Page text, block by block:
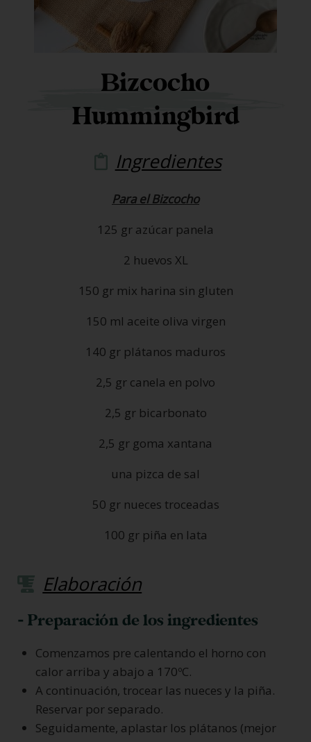
Bizcocho
Hummingbird
Ingredientes
Para el Bizcocho
125 gr azúcar panela
2 huevos XL
150 gr mix harina sin gluten
150 ml aceite oliva virgen
140 gr plátanos maduros
2,5 gr canela en polvo
2,5 gr bicarbonato
2,5 gr goma xantana
una pizca de sal
50 gr nueces troceadas
100 gr piña en lata
Elaboración
- Preparación de los ingredientes
Comenzamos pre calentando el horno con
calor arriba y abajo a 170ºC.
A continuación, trocear las nueces y la piña.
Reservar por separado.
Seguidamente, aplastar los plátanos (mejor